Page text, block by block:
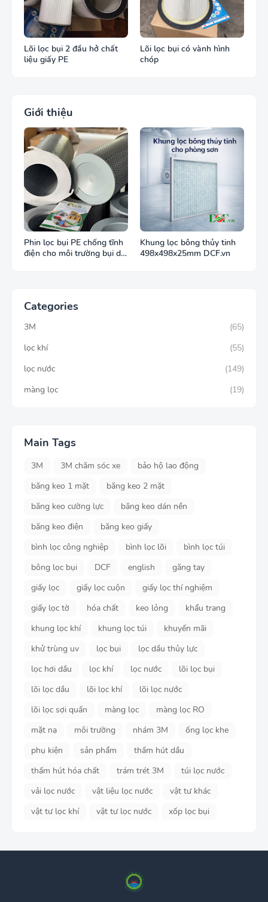
Lõi lọc bụi 2 đầu hở chất
liệu giấy PE
Lõi lọc bụi có vành hình
chóp
Giới thiệu
Phin lọc bụi PE chống tĩnh
điện cho môi trường bụi dễ
Khung lọc bông thủy tinh
498x498x25mm DCF.vn
Categories
3M
(65)
lọc khí
(55)
lọc nước
(149)
màng lọc
(19)
Main Tags
3M 3M chăm sóc xe
bảo hộ lao động
băng keo 1 mặt
băng keo 2 mặt
băng keo cường lực
băng keo dán nền
băng keo điện
băng keo giấy
bình lọc công nghiệp
bình lọc lõi
bình lọc túi
bông lọc bụi
DCF english
găng tay
giấy lọc
giấy lọc cuộn
giấy lọc thí nghiệm
giấy lọc tờ
hóa chất keo lỏng
khẩu trang
khung lọc khí
khung lọc túi
khuyến mãi
khử trùng uv
lọc bụi
lọc dầu thủy lực
lọc hơi dầu
lọc khí lọc nước
lõi lọc bụi
lõi lọc dầu
lõi lọc khí
lõi lọc nước
lõi lọc sợi quấn
màng lọc
màng lọc RO
mặt nạ
môi trường nhám 3M
ống lọc khe
phụ kiện
sản phẩm
thấm hút dầu
thấm hút hóa chất
trám trét 3M
túi lọc nước
vải lọc nước
vật liệu lọc nước
vật tư khác
vật tư lọc khí
vật tư lọc nước xốp lọc bụi